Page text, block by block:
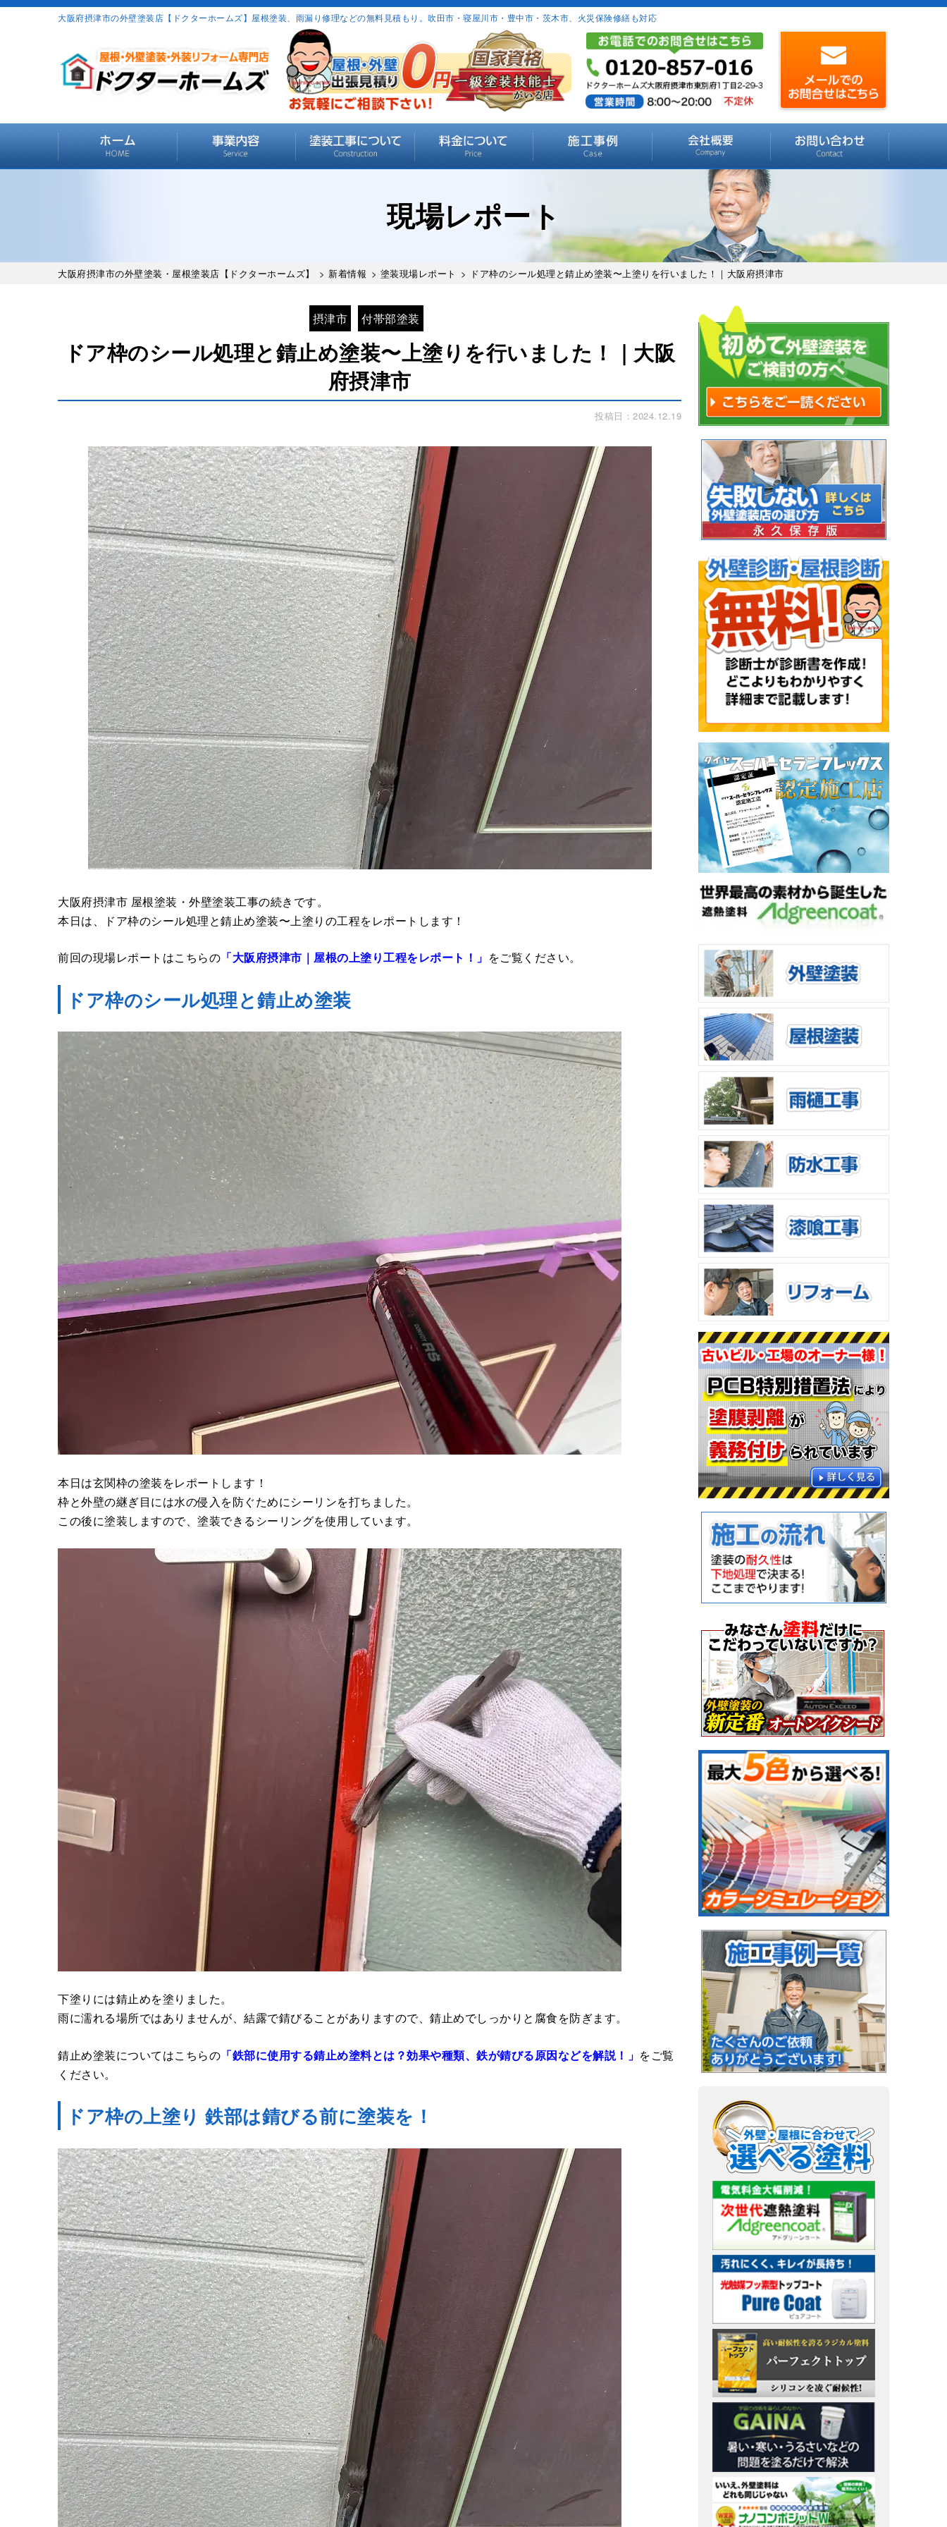
大阪府摂津市の外壁塗装店【ドクターホームズ】屋根塗装、雨漏り修理などの無料見積もり。吹田市・寝屋川市・豊中市・茨木市、火災保険修繕も対応
現場レポート
大阪府摂津市の外壁塗装・屋根塗装店【ドクターホームズ】 > 新着情報 > 塗装現場レポート > ドア枠のシール処理と錆止め塗装〜上塗りを行いました！｜大阪府摂津市
摂津市 付帯部塗装
ドア枠のシール処理と錆止め塗装〜上塗りを行いました！｜大阪
府摂津市
投稿日：2024.12.19
大阪府摂津市 屋根塗装・外壁塗装工事の続きです。
本日は、ドア枠のシール処理と錆止め塗装〜上塗りの工程をレポートします！
前回の現場レポートはこちらの 「大阪府摂津市｜屋根の上塗り工程をレポート！」 をご覧ください。
ドア枠のシール処理と錆止め塗装
本日は玄関枠の塗装をレポートします！
枠と外壁の継ぎ目には水の侵入を防ぐためにシーリンを打ちました。
この後に塗装しますので、塗装できるシーリングを使用しています。
下塗りには錆止めを塗りました。
雨に濡れる場所ではありませんが、結露で錆びることがありますので、錆止めでしっかりと腐食を防ぎます。
錆止め塗装についてはこちらの 「鉄部に使用する錆止め塗料とは？効果や種類、鉄が錆びる原因などを解説！」 をご覧
ください。
ドア枠の上塗り 鉄部は錆びる前に塗装を！